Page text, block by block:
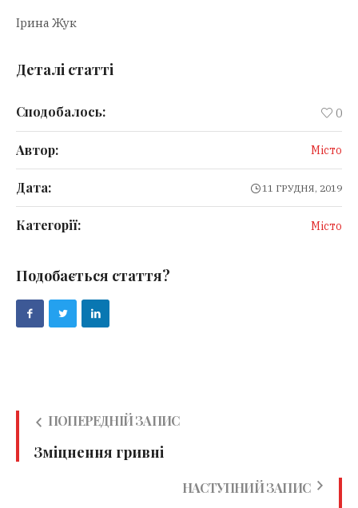
Ірина Жук
Деталі статті
Сподобалось: 0
Автор: Місто
Дата: 11 ГРУДНЯ, 2019
Категорії: Місто
Подобається стаття?
ПОПЕРЕДНІЙ ЗАПИС
Зміцнення гривні
НАСТУПНИЙ ЗАПИС